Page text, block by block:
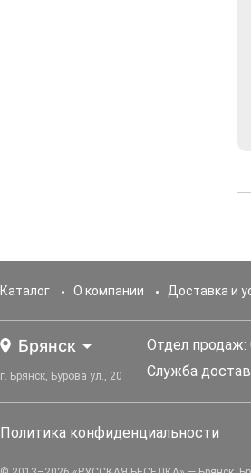
Каталог О компании Доставка и
Брянск
г. Брянск, Бурова ул., 20
Отдел продаж:
Служба
Политика конфиденциальности